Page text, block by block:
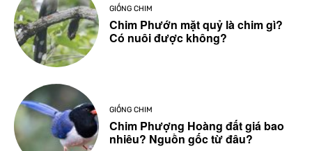
GIỐNG CHIM
Chim Phướn mặt quỷ là chim gì?
Có nuôi được không?
GIỐNG CHIM
Chim Phượng Hoàng đất giá bao
nhiêu? Nguồn gốc từ đâu?